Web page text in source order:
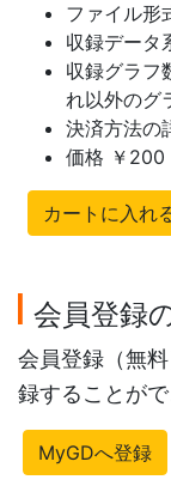
ファイル形
収録データ
収録グラフ
れ以外のグ
決済方法の
価格 ￥200
カートに入れ
会員登録
会員登録（無
録することがで
MyGDへ登録